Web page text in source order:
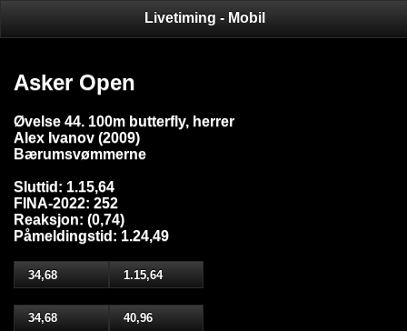
Livetiming - Mobil
Asker Open
Øvelse 44. 100m butterfly, herrer
Alex Ivanov (2009)
Bærumsvømmerne
Sluttid: 1.15,64
FINA-2022: 252
Reaksjon: (0,74)
Påmeldingstid: 1.24,49
34,68 1.15,64
34,68 40,96